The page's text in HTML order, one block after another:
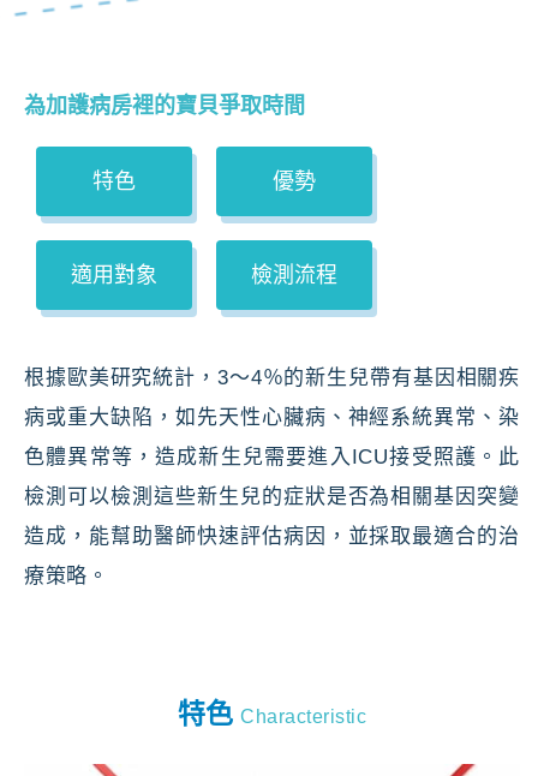
為加護病房裡的寶貝爭取時間
特色 優勢
適用對象 檢測流程
根據歐美研究統計，3～4％的新生兒帶有基因相關疾
病或重大缺陷，如先天性心臟病、神經系統異常、染
色體異常等，造成新生兒需要進入ICU接受照護。此
檢測可以檢測這些新生兒的症狀是否為相關基因突變
造成，能幫助醫師快速評估病因，並採取最適合的治
療策略。
特色 Characteristic